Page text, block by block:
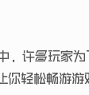
多玩家为
轻松畅游游